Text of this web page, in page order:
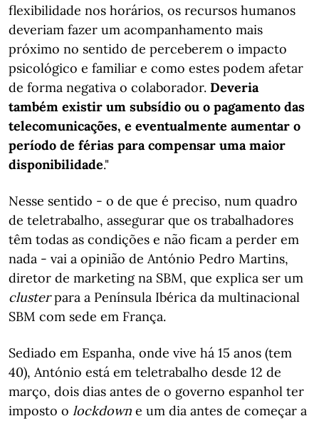
flexibilidade nos horários, os recursos humanos
deveriam fazer um acompanhamento mais
próximo no sentido de perceberem o impacto
psicológico e familiar e como estes podem afetar
de forma negativa o colaborador. Deveria
também existir um subsídio ou o pagamento das
telecomunicações, e eventualmente aumentar o
período de férias para compensar uma maior
disponibilidade."
Nesse sentido - o de que é preciso, num quadro
de teletrabalho, assegurar que os trabalhadores
têm todas as condições e não ficam a perder em
nada - vai a opinião de António Pedro Martins,
diretor de marketing na SBM, que explica ser um
clusterpara a Península Ibérica da multinacional
SBM com sede em França.
Sediado em Espanha, onde vive há 15 anos (tem
40), António está em teletrabalho desde 12 de
março, dois dias antes de o governo espanhol ter
imposto o lockdown e um dia antes de começar a